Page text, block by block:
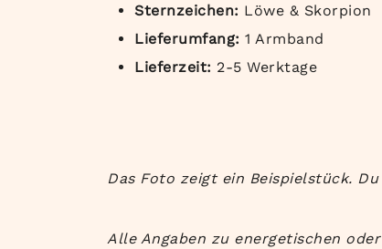
Sternzeichen: Löwe & Skorpion
Lieferumfang: 1 Armband
Lieferzeit: 2-5 Werktage
Das Foto zeigt ein Beispielstück.
Alle Angaben zu energetischen